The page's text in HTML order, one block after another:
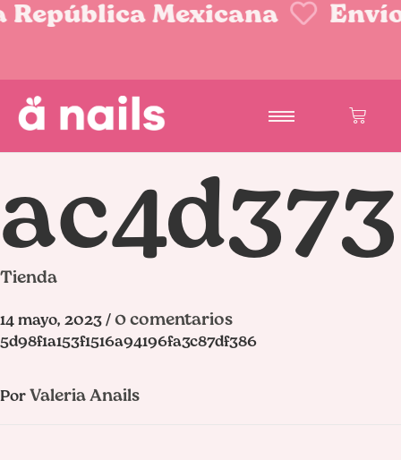
Mexicana Envíos
Tienda
14 mayo, 2023 / 0 comentarios
5d98f1a153f1516a94196fa3c87df386
Por Valeria Anails